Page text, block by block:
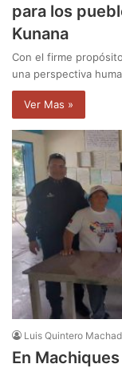
para los
Kunana
Con el firme
una perspectiva
Ver Mas »
Luis Quintero
En